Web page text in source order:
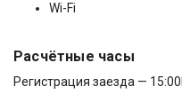
Wi-Fi
Расчётные часы
Регистрация заезда — 15:00